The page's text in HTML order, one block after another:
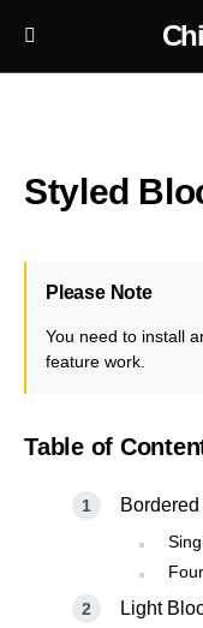
Styled
Please Note
You need to install
feature work.
Table of
Light